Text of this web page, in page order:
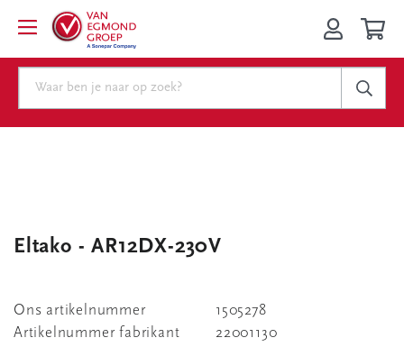
Eltako - AR12DX-230V
Ons artikelnummer
1505278
Artikelnummer fabrikant
22001130